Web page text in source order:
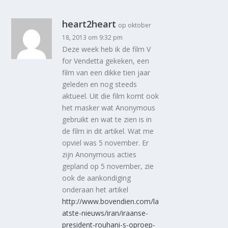
heart2heart op oktober
18, 2013 om 9:32 pm
Deze week heb ik de film V
for Vendetta gekeken, een
film van een dikke tien jaar
geleden en nog steeds
aktueel. Uit die film komt ook
het masker wat Anonymous
gebruikt en wat te zien is in
de film in dit artikel. Wat me
opviel was 5 november. Er
zijn Anonymous acties
gepland op 5 november, zie
ook de aankondiging
onderaan het artikel
http://www.bovendien.com/la
atste-nieuws/iran/iraanse-
president-rouhani-s-oproep-